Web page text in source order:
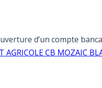
d’un compte
CB MOZAIC